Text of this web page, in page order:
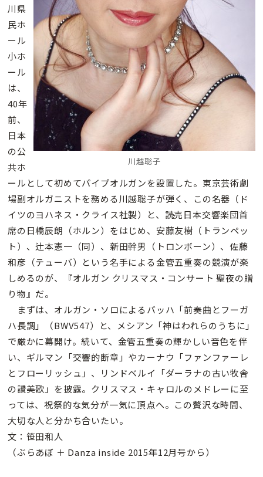
川越聡子
川県
民ホ
ール
小ホ
ール
は、
40年
前、
日本
の公
共ホ
ールとして初めてパイプオルガンを設置した。東京芸術劇
場副オルガニストを務める川越聡子が弾く、この名器（ド
イツのヨハネス・クライス社製）と、読売日本交響楽団首
席の日橋辰朗（ホルン）をはじめ、安藤友樹（トランペッ
ト）、辻本憲一（同）、新田幹男（トロンボーン）、佐藤
和彦（テューバ）という名手による金管五重奏の競演が楽
しめるのが、『オルガン クリスマス・コンサート 聖夜の贈
り物』だ。
まずは、オルガン・ソロによるバッハ「前奏曲とフーガ
ハ長調」（BWV547）と、メシアン「神はわれらのうちに」
で厳かに幕開け。続いて、金管五重奏の輝かしい音色を伴
い、ギルマン「交響的断章」やカーナウ「ファンファーレ
とフローリッシュ」、リンドベルイ「ダーラナの古い牧舎
の讃美歌」を披露。クリスマス・キャロルのメドレーに至
っては、祝祭的な気分が一気に頂点へ。この贅沢な時間、
大切な人と分かち合いたい。
文：笹田和人
（ぶらあぼ ＋ Danza inside 2015年12月号から）